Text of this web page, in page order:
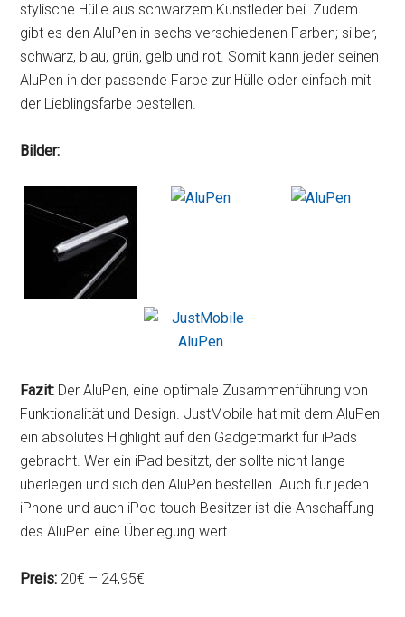
stylische Hülle aus schwarzem Kunstleder bei. Zudem
gibt es den AluPen in sechs verschiedenen Farben; silber,
schwarz, blau, grün, gelb und rot. Somit kann jeder seinen
AluPen in der passende Farbe zur Hülle oder einfach mit
der Lieblingsfarbe bestellen.
Bilder:
Fazit: Der AluPen, eine optimale Zusammenführung von
Funktionalität und Design. JustMobile hat mit dem AluPen
ein absolutes Highlight auf den Gadgetmarkt für iPads
gebracht. Wer ein iPad besitzt, der sollte nicht lange
überlegen und sich den AluPen bestellen. Auch für jeden
iPhone und auch iPod touch Besitzer ist die Anschaffung
des AluPen eine Überlegung wert.
Preis: 20€ – 24,95€